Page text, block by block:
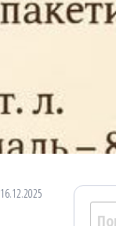
16.12.2025